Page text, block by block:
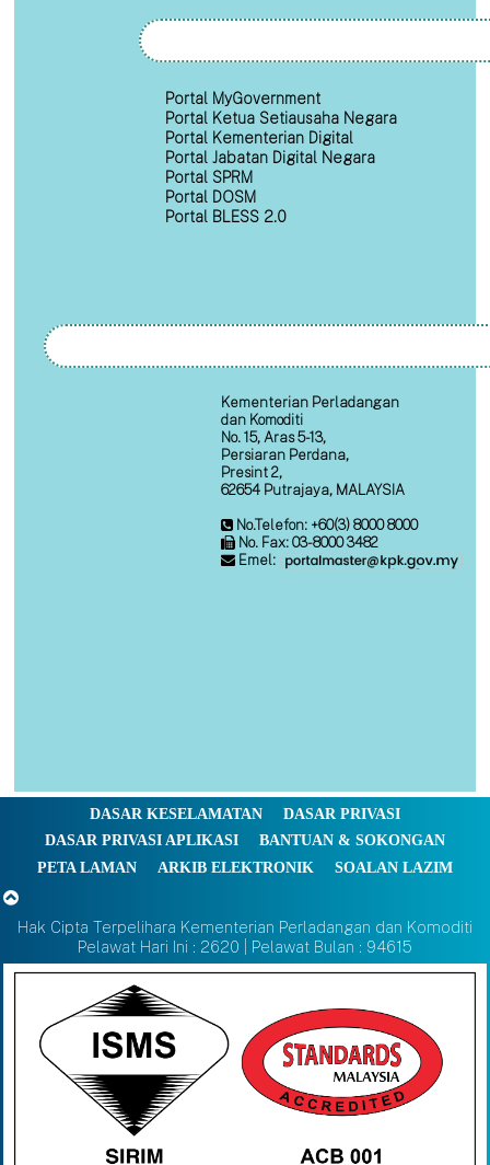
Portal MyGovernment
Portal Ketua Setiausaha Negara
Portal Kementerian Digital
Portal Jabatan Digital Negara
Portal SPRM
Portal DOSM
Portal BLESS 2.0
Kementerian Perladangan
dan Komoditi
No. 15, Aras 5-13,
Persiaran Perdana,
Presint 2,
62654 Putrajaya, MALAYSIA
No.Telefon: +60(3) 8000 8000
No. Fax: 03-8000 3482
Emel:
DASAR KESELAMATAN
DASAR PRIVASI
DASAR PRIVASI APLIKASI
BANTUAN & SOKONGAN
PETA LAMAN
ARKIB ELEKTRONIK SOALAN LAZIM
Hak Cipta Terpelihara Kementerian Perladangan dan Komoditi
Pelawat Hari Ini : 2620 | Pelawat Bulan : 94615